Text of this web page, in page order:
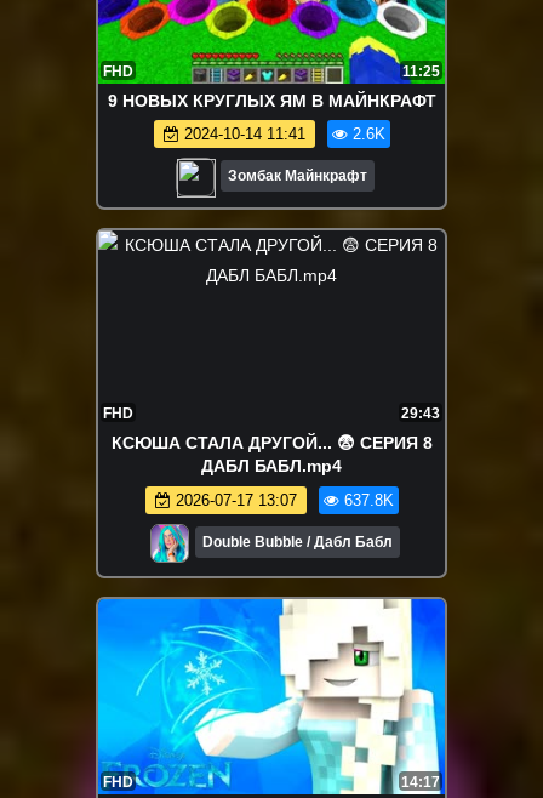
FHD 11:25
9 НОВЫХ КРУГЛЫХ ЯМ В МАЙНКРАФТ
2024-10-14 11:41 2.6K
Зомбак Майнкрафт
FHD 29:43
КСЮША СТАЛА ДРУГОЙ... 😨 СЕРИЯ 8
ДАБЛ БАБЛ.mp4
2026-07-17 13:07 637.8K
Double Bubble / Дабл Бабл
FHD 14:17